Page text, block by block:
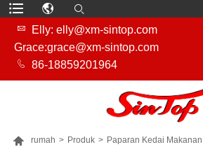

Elly: elly@xm-sintop.com
Grace:grace@xm-sintop.com
 86-18859201964
 rumah > Produk > Paparan Kedai Makanan